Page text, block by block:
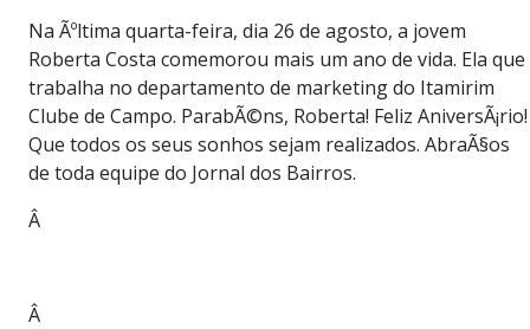
Na Ãºltima quarta-feira, dia 26 de agosto, a jovem
Roberta Costa comemorou mais um ano de vida. Ela que
trabalha no departamento de marketing do Itamirim
Clube de Campo. ParabÃ©ns, Roberta! Feliz AniversÃ¡rio!
Que todos os seus sonhos sejam realizados. AbraÃ§os
de toda equipe do Jornal dos Bairros.
Â
Â